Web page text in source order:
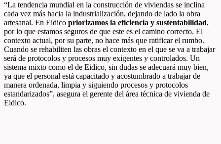
“La tendencia mundial en la construcción de viviendas se inclina
cada vez más hacia la industrialización, dejando de lado la obra
artesanal. En Eidico priorizamos la eficiencia y sustentabilidad,
por lo que estamos seguros de que este es el camino correcto. El
contexto actual, por su parte, no hace más que ratificar el rumbo.
Cuando se rehabiliten las obras el contexto en el que se va a trabajar
será de protocolos y procesos muy exigentes y controlados. Un
sistema mixto como el de Eidico, sin dudas se adecuará muy bien,
ya que el personal está capacitado y acostumbrado a trabajar de
manera ordenada, limpia y siguiendo procesos y protocolos
estandarizados”, asegura el gerente del área técnica de vivienda de
Eidico.